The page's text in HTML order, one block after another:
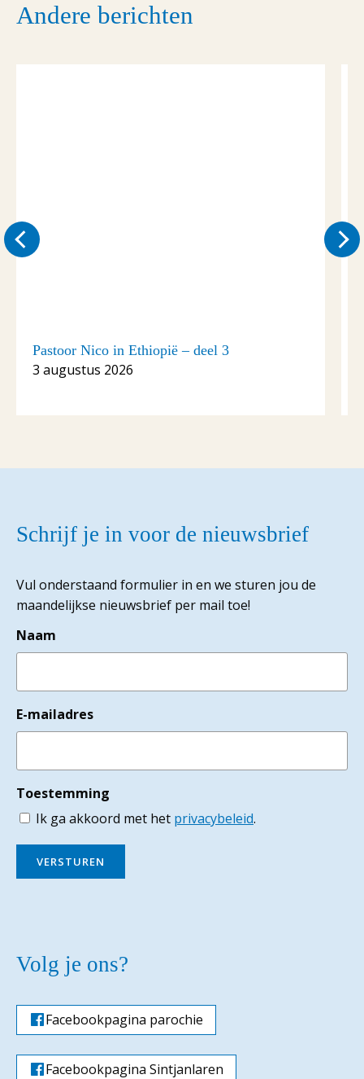
Andere berichten
Pastoor Nico in Ethiopië – deel 3
3 augustus 2026
Schrijf je in voor de nieuwsbrief
Vul onderstaand formulier in en we sturen jou de
maandelijkse nieuwsbrief per mail toe!
Naam
E-mailadres
Toestemming
Ik ga akkoord met het privacybeleid.
VERSTUREN
Volg je ons?
Facebookpagina parochie
Facebookpagina Sintjanlaren